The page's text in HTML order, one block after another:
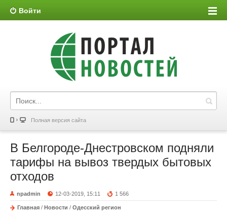
Войти
Полная версия сайта
В Белгороде-Днестровском подняли
тарифы на вывоз твердых бытовых
отходов
npadmin 12-03-2019, 15:11 1 566
Главная / Новости / Одесский регион